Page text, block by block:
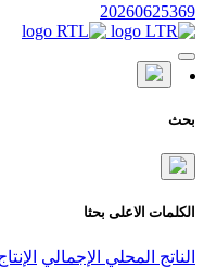
20260625369
بحث
الكلمات الاعلى بحثا
الناتج المحلي الإجمالي